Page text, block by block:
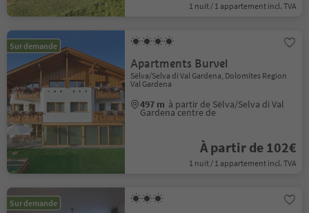
1 nuit / 1 appartement incl. TVA
Sur demande
Apartments Burvel
Sëlva/Selva di Val Gardena, Dolomites Region
Val Gardena
497 m à partir de Sëlva/Selva di Val
Gardena centre de
À partir de 102€
1 nuit / 1 appartement incl. TVA
Sur demande